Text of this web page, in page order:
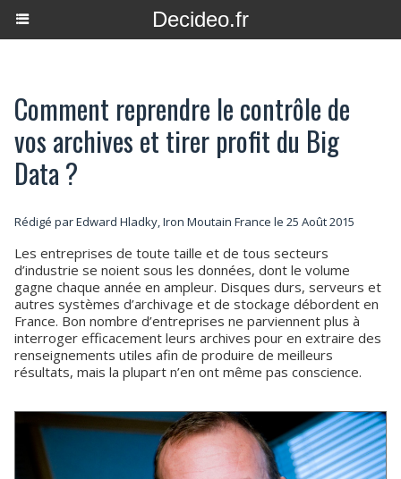
Decideo.fr
Comment reprendre le contrôle de
vos archives et tirer profit du Big
Data ?
Rédigé par Edward Hladky, Iron Moutain France le 25 Août 2015
Les entreprises de toute taille et de tous secteurs
d’industrie se noient sous les données, dont le volume
gagne chaque année en ampleur. Disques durs, serveurs et
autres systèmes d’archivage et de stockage débordent en
France. Bon nombre d’entreprises ne parviennent plus à
interroger efficacement leurs archives pour en extraire des
renseignements utiles afin de produire de meilleurs
résultats, mais la plupart n’en ont même pas conscience.